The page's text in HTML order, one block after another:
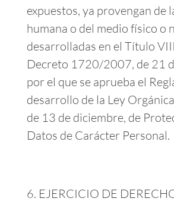
expuestos, ya provengan de
humana o del medio físico o
desarrolladas en el Título
Decreto 1720/2007, de 21
por el que se aprueba el
desarrollo de la Ley
de 13 de diciembre, de
Datos de Carácter Personal.
EJERCICIO DE